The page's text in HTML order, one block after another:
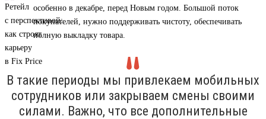
особенно в декабре, перед Новым годом. Большой поток
покупателей, нужно поддерживать чистоту, обеспечивать
полную выкладку товара.
В такие периоды мы привлекаем мобильных
сотрудников или закрываем смены своими
силами. Важно, что все дополнительные